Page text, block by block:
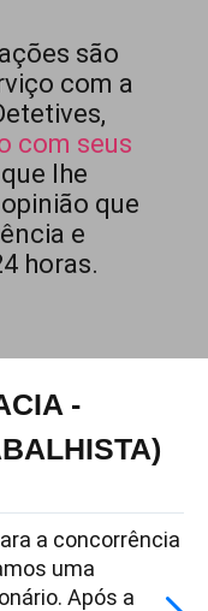
são
com a
com seus
lhe
que
e
horas.
-
a concorrência
uma
Após a